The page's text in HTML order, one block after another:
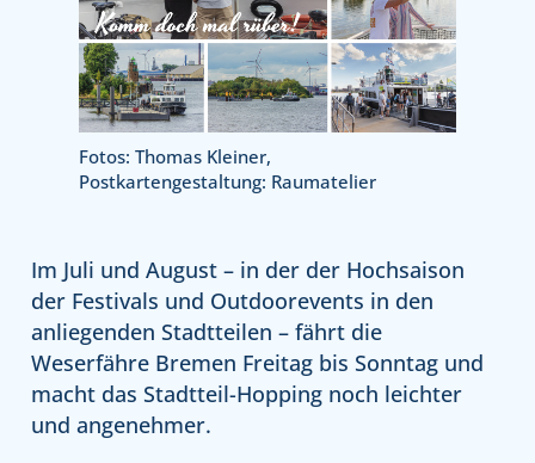
Fotos: Thomas Kleiner,
Postkartengestaltung: Raumatelier
Im Juli und August – in der der Hochsaison
der Festivals und Outdoorevents in den
anliegenden Stadtteilen – fährt die
Weserfähre Bremen Freitag bis Sonntag und
macht das Stadtteil-Hopping noch leichter
und angenehmer.